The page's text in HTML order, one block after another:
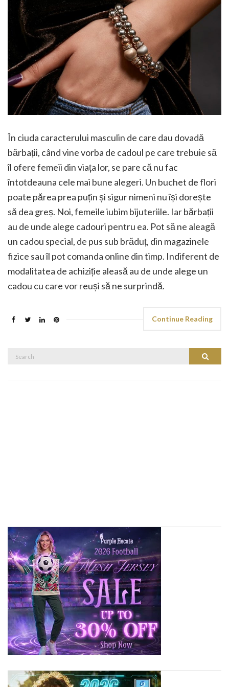
În ciuda caracterului masculin de care dau dovadă
bărbații, când vine vorba de cadoul pe care trebuie să
îl ofere femeii din viața lor, se pare că nu fac
întotdeauna cele mai bune alegeri. Un buchet de flori
poate părea prea puțin și sigur nimeni nu își dorește
să dea greș. Noi, femeile iubim bijuteriile. Iar bărbații
au de unde alege cadouri pentru ea. Pot să ne aleagă
un cadou special, de pus sub brăduț, din magazinele
fizice sau îl pot comanda online din timp. Indiferent de
modalitatea de achiziție aleasă au de unde alege un
cadou cu care vor reuși să ne surprindă.
Continue Reading
Search